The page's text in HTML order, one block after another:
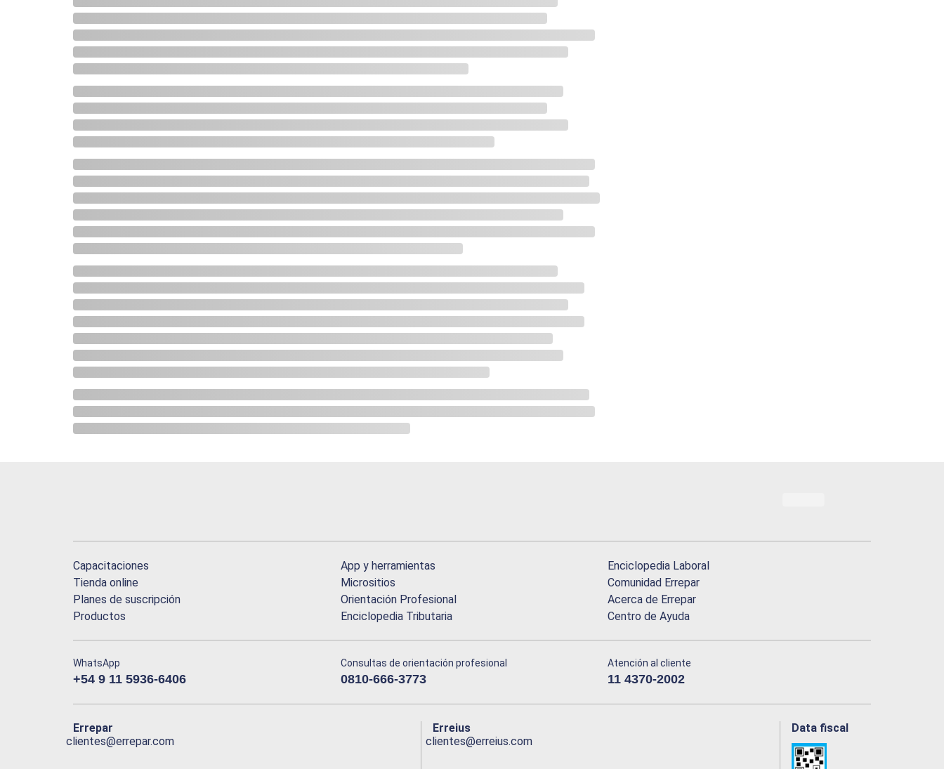
Capacitaciones
Tienda online
Planes de suscripción
Productos
App y herramientas
Micrositios
Orientación Profesional
Enciclopedia Tributaria
Enciclopedia Laboral
Comunidad Errepar
Acerca de Errepar
Centro de Ayuda
WhatsApp
+54 9 11 5936-6406
Consultas de orientación profesional
0810-666-3773
Atención al cliente
11 4370-2002
Errepar
clientes@errepar.com
Erreius
clientes@erreius.com
Data fiscal